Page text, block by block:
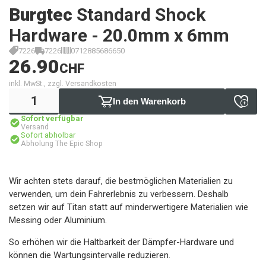
Burgtec Standard Shock
Hardware - 20.0mm x 6mm
7226 7226 0712885686650
26.90CHF
inkl. MwSt., zzgl. Versandkosten
In den Warenkorb
Sofort verfügbar
Versand
Sofort abholbar
Abholung The Epic Shop
Wir achten stets darauf, die bestmöglichen Materialien zu
verwenden, um dein Fahrerlebnis zu verbessern. Deshalb
setzen wir auf Titan statt auf minderwertigere Materialien wie
Messing oder Aluminium.
So erhöhen wir die Haltbarkeit der Dämpfer-Hardware und
können die Wartungsintervalle reduzieren.